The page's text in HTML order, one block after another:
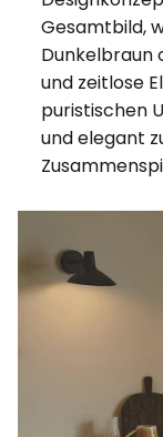
Gesamtbild,
Dunkelbraun
und zeitlose
puristischen
und elegant